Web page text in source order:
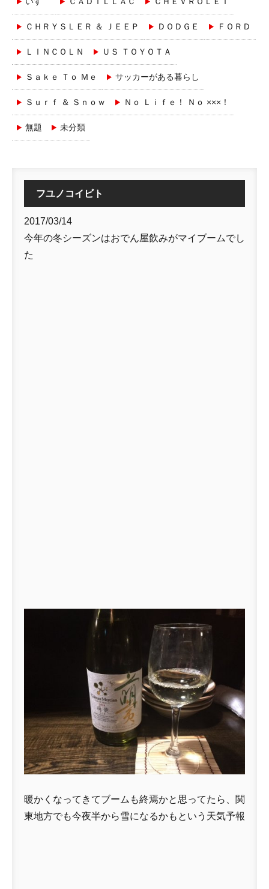
ＣＨＲＹＳＬＥＲ ＆ ＪＥＥＰ ＤＯＤＧＥ ＦＯＲＤ
ＬＩＮＣＯＬＮ ＵＳ ＴＯＹＯＴＡ
Ｓａｋｅ Ｔｏ Ｍｅ サッカーがある暮らし
Ｓｕｒｆ ＆ Ｓｎｏｗ Ｎｏ Ｌｉｆｅ！ Ｎｏ ×××！
無題 未分類
フユノコイビト
2017/03/14
今年の冬シーズンはおでん屋飲みがマイブームでし
た
暖かくなってきてブームも終焉かと思ってたら、関
東地方でも今夜半から雪になるかもという天気予報